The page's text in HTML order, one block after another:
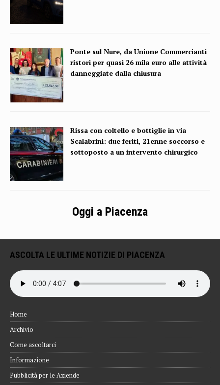
Ponte sul Nure, da Unione Commercianti
ristori per quasi 26 mila euro alle attività
danneggiate dalla chiusura
Rissa con coltello e bottiglie in via
Scalabrini: due feriti, 21enne soccorso e
sottoposto a un intervento chirurgico
Oggi a Piacenza
ASCOLTA LE ULTIME NOTIZIE DI PIACENZA
Home
Archivio
Come ascoltarci
Informazione
Pubblicità per le Aziende